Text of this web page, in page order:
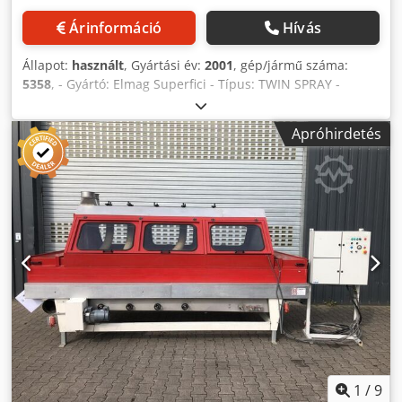
Árinformáció Hívás
Állapot: használt, Gyártási év: 2001, gép/jármű száma:
5358, - Gyártó: Elmag Superfici - Típus: TWIN SPRAY -
Gyártási év: 2001 - Munkaszélesség: 1 300 mm -
Munkamagasság: 890 mm ± 20 mm - Kezelőoldal: jobb -
Felújított gép ára - Pisztolyhajtás duo kivitelben - Száraz
elszívás - Elszívó teljesítmény: 8 000 m³/h - Szállítószalagos
rendszer - Szalagtisztítás hengeres tisztítórendszerrel -
Szalagtisztító rendszerrel - Szalagtisztítás a gép mögött,
haladási irányban - Lakkvisszanyerő rendszerrel -
Pisztolyszabályozás - Beépített szóróberendezések száma:
4 db - Szóróberendezés típusa: Kremlin ATX - Airmix
szórórendszer - Befúvószűrő mennyezet - Hossz: 5 950 mm
- Szélesség: 3 980 mm - Magasság: 2 790 mm - Teljes
csatlakozási teljesítmény: 21 kW, 40 A - Feszültség,
frekvencia: 400 V / 50 Hz - Helyszín: raktáron _____ Dkodpfx
Anjzf N Eqsper Igény esetén külön ajánlatot tudunk adni a
berendezés szerelésére és üzembe helyezésére, valamint
a munkatársak betanítására is. Kérésre rendszeres
Apróhirdetés
1 /9